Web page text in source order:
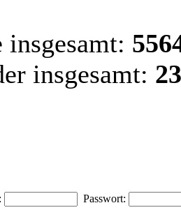
insgesamt:
insgesamt:
Passwort: